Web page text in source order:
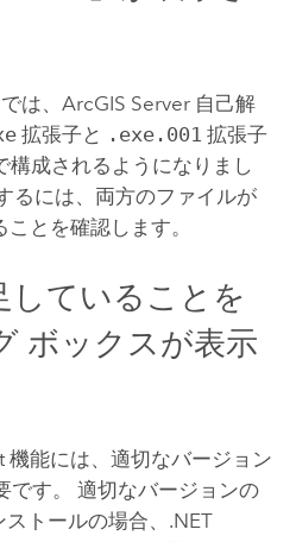
は、 ArcGIS Server自己解
拡張子と .exe.001 拡張子
構成されるようになりまし
るには、両方のファイルが
とを確認します。
していることを
ボックスが表示
機能には、適切なバージョン
です。 適切なバージョンの
トールの場合、.NET